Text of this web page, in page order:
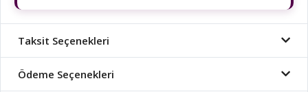
Taksit Seçenekleri
Ödeme Seçenekleri